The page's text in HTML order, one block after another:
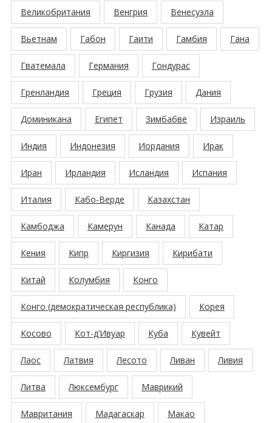
Великобритания Венгрия Венесуэла
Вьетнам Габон Гаити Гамбия Гана
Гватемала Германия Гондурас
Гренландия Греция Грузия Дания
Доминикана Египет Зимбабве Израиль
Индия Индонезия Иордания Ирак
Иран Ирландия Исландия Испания
Италия Кабо-Верде Казахстан
Камбоджа Камерун Канада Катар
Кения Кипр Киргизия Кирибати
Китай Колумбия Конго
Конго (демократическая республика) Корея
Косово Кот-д’Ивуар Куба Кувейт
Лаос Латвия Лесото Ливан Ливия
Литва Люксембург Маврикий
Мавритания Мадагаскар Макао